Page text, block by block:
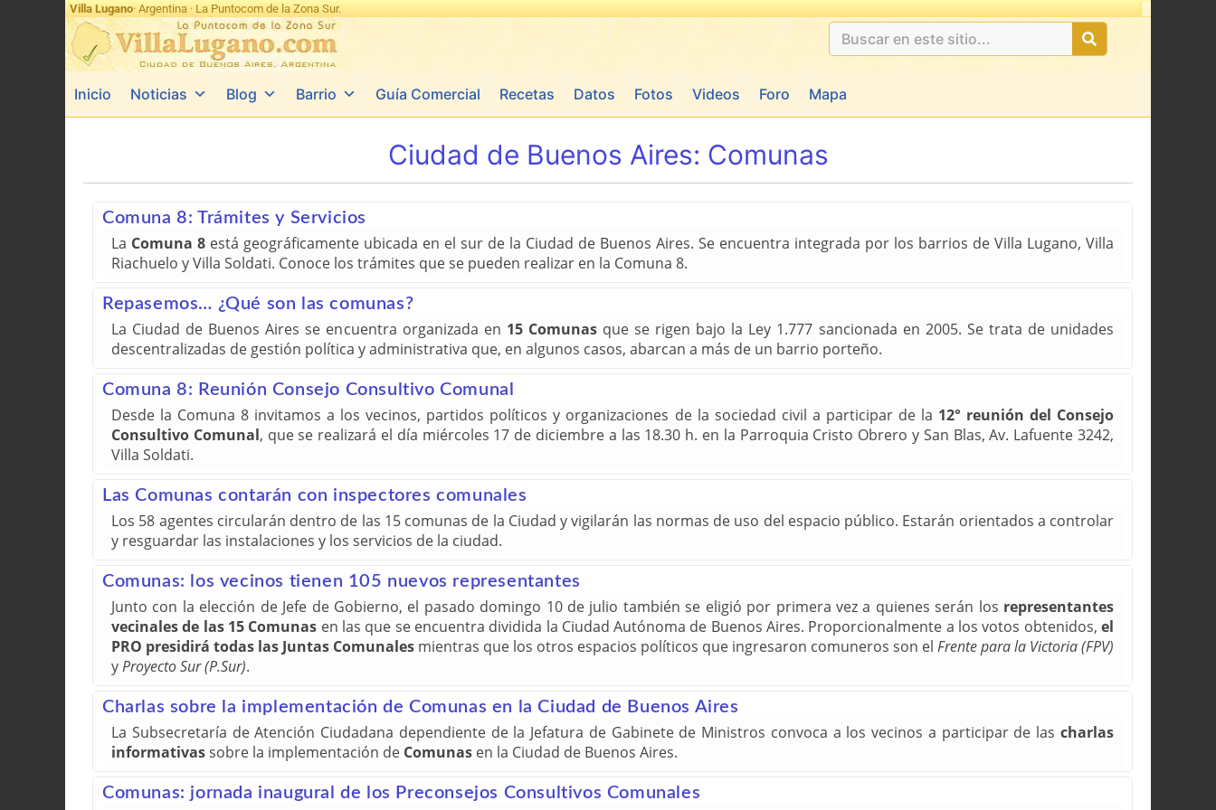
Villa Lugano· Argentina · La Puntocom de la Zona Sur.
Inicio Noticias Blog Barrio Guía Comercial Recetas Datos Fotos Videos Foro Mapa
Ciudad de Buenos Aires: Comunas
Comuna 8: Trámites y Servicios
La Comuna 8 está geográficamente ubicada en el sur de la Ciudad de Buenos Aires. Se encuentra integrada por los barrios de Villa Lugano, Villa
Riachuelo y Villa Soldati. Conoce los trámites que se pueden realizar en la Comuna 8.
Repasemos… ¿Qué son las comunas?
La Ciudad de Buenos Aires se encuentra organizada en 15 Comunasque se rigen bajo la Ley 1.777 sancionada en 2005. Se trata de unidades
descentralizadas de gestión política y administrativa que, en algunos casos, abarcan a más de un barrio porteño.
Comuna 8: Reunión Consejo Consultivo Comunal
Desde la Comuna 8 invitamos a los vecinos, partidos políticos y organizaciones de la sociedad civil a participar de la 12° reunión del Consejo
Consultivo Comunal, que se realizará el día miércoles 17 de diciembre a las 18.30 h. en la Parroquia Cristo Obrero y San Blas, Av. Lafuente 3242,
Villa Soldati.
Las Comunas contarán con inspectores comunales
Los 58 agentes circularán dentro de las 15 comunas de la Ciudad y vigilarán las normas de uso del espacio público. Estarán orientados a controlar
y resguardar las instalaciones y los servicios de la ciudad.
Comunas: los vecinos tienen 105 nuevos representantes
Junto con la elección de Jefe de Gobierno, el pasado domingo 10 de julio también se eligió por primera vez a quienes serán los representantes
vecinales de las 15 Comunas en las que se encuentra dividida la Ciudad Autónoma de Buenos Aires. Proporcionalmente a los votos obtenidos,el
PRO presidirá todas las Juntas Comunales mientras que los otros espacios políticos que ingresaron comuneros son el Frente para la Victoria (FPV)
yProyecto Sur (P.Sur).
Charlas sobre la implementación de Comunas en la Ciudad de Buenos Aires
La Subsecretaría de Atención Ciudadana dependiente de la Jefatura de Gabinete de Ministros convoca a los vecinos a participar de las charlas
informativassobre la implementación de Comunas en la Ciudad de Buenos Aires.
Comunas: jornada inaugural de los Preconsejos Consultivos Comunales